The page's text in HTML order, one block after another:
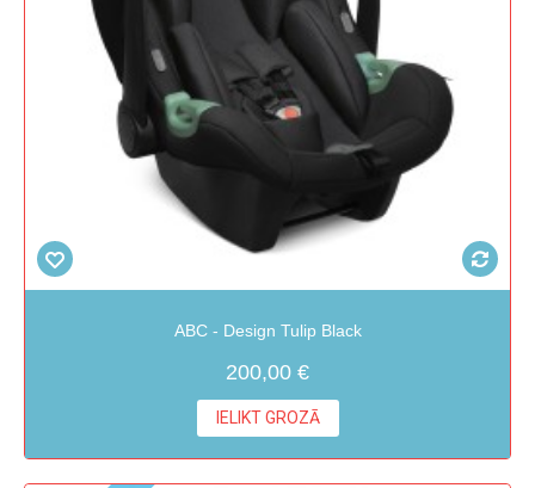
ABC - Design Tulip Black
200,00 €
IELIKT GROZĀ